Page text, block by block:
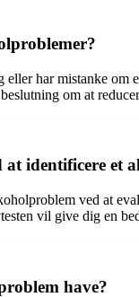
har mistanke om
om at
identificere et
ved at
vil give dig en
have?